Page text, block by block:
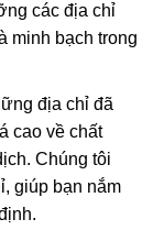
các địa chỉ
minh bạch trong
địa chỉ đã
cao về chất
Chúng tôi
giúp bạn nắm